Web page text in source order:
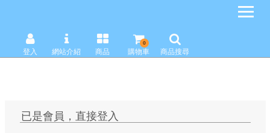
登入 網站介紹 商品 購物車
0
商品搜尋
已是會員，直接登入